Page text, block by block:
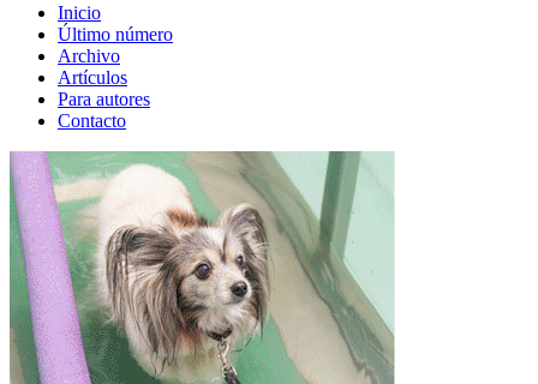
Inicio
Último número
Archivo
Artículos
Para autores
Contacto